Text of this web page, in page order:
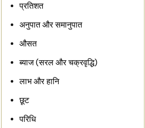
प्रतिशत
अनुपात और समानुपात
औसत
ब्याज (सरल और चक्रवृद्धि)
लाभ और हानि
छूट
परिधि